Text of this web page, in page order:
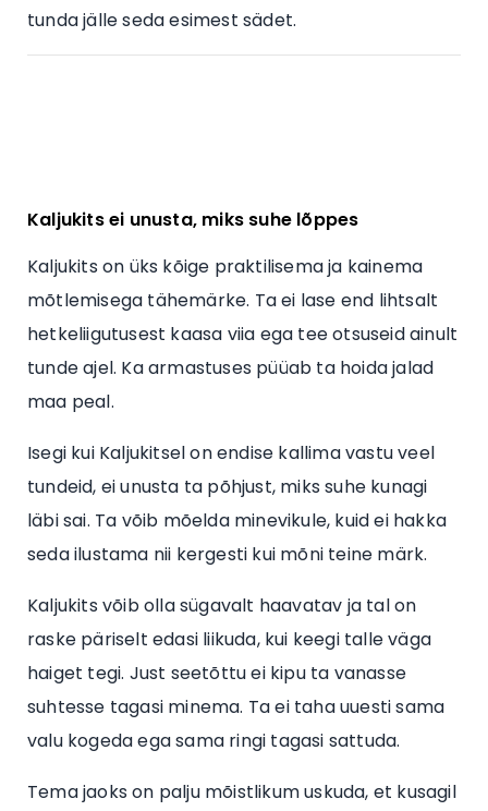
tunda jälle seda esimest sädet.
Kaljukits ei unusta, miks suhe lõppes
Kaljukits on üks kõige praktilisema ja kainema
mõtlemisega tähemärke. Ta ei lase end lihtsalt
hetkeliigutusest kaasa viia ega tee otsuseid ainult
tunde ajel. Ka armastuses püüab ta hoida jalad
maa peal.
Isegi kui Kaljukitsel on endise kallima vastu veel
tundeid, ei unusta ta põhjust, miks suhe kunagi
läbi sai. Ta võib mõelda minevikule, kuid ei hakka
seda ilustama nii kergesti kui mõni teine märk.
Kaljukits võib olla sügavalt haavatav ja tal on
raske päriselt edasi liikuda, kui keegi talle väga
haiget tegi. Just seetõttu ei kipu ta vanasse
suhtesse tagasi minema. Ta ei taha uuesti sama
valu kogeda ega sama ringi tagasi sattuda.
Tema jaoks on palju mõistlikum uskuda, et kusagil